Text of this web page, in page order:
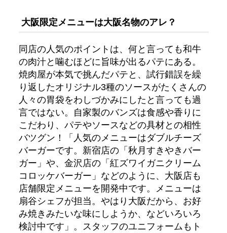
大阪限定メニューは大阪名物のアレ？
同店の人気のポイントは、何と言っても和牛
の肉汁と噛むほどに旨味が出るパテにある。
焼肉屋が本気で挑んだパテと、試行錯誤を繰
り返したオリジナル3種のソースがたくさんの
人々の胃袋をわしづかみにしたと言っても過
言ではない。自家製のバンズは食感や香りに
こだわり、パテやソースなどの具材との相性
バツグン！「人気のメニューはダブルチーズ
バーガーです。新宿店の「秋月すきやきバー
ガー」や、金沢店の「紅ズワイガニクリーム
コロッケバーガー」などのように、大阪店も
店舗限定メニューを開発中です。メニューは
扇谷シェフが担当。やはり大阪だから、お好
み焼きみたいな味にしようか、などいろいろ
検討中です」。スタッフのユニフォームもト